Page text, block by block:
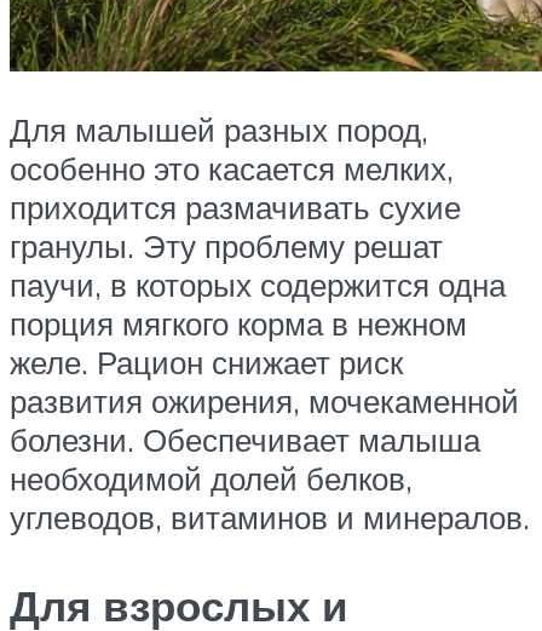
Для малышей разных пород,
особенно это касается мелких,
приходится размачивать сухие
гранулы. Эту проблему решат
паучи, в которых содержится одна
порция мягкого корма в нежном
желе. Рацион снижает риск
развития ожирения, мочекаменной
болезни. Обеспечивает малыша
необходимой долей белков,
углеводов, витаминов и минералов.
Для взрослых и